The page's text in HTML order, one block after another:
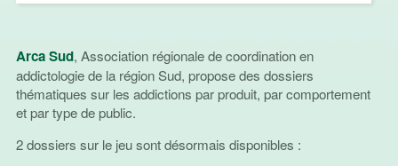
Arca Sud, Association régionale de coordination en
addictologie de la région Sud, propose des dossiers
thématiques sur les addictions par produit, par comportement
et par type de public.
2 dossiers sur le jeu sont désormais disponibles :